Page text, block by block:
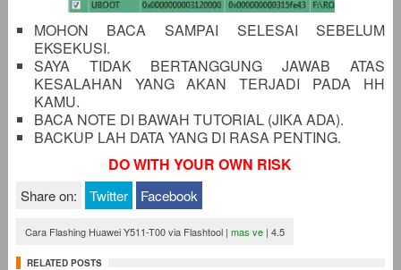
MOHON BACA SAMPAI SELESAI SEBELUM
EKSEKUSI.
SAYA TIDAK BERTANGGUNG JAWAB ATAS
KESALAHAN YANG AKAN TERJADI PADA HH
KAMU.
BACA NOTE DI BAWAH TUTORIAL (JIKA ADA).
BACKUP LAH DATA YANG DI RASA PENTING.
DO WITH YOUR OWN RISK
Share on: Twitter Facebook
Cara Flashing Huawei Y511-T00 via Flashtool| mas ve | 4.5
RELATED POSTS